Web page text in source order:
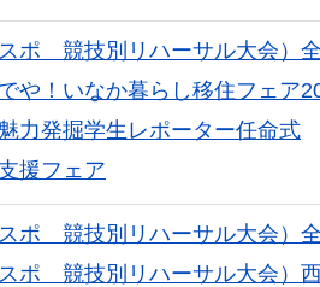
スポ 競技別リハーサル大会）
や！いなか暮らし移住フェア
力発掘学生レポーター任命式
援フェア
スポ 競技別リハーサル大会）
スポ 競技別リハーサル大会）